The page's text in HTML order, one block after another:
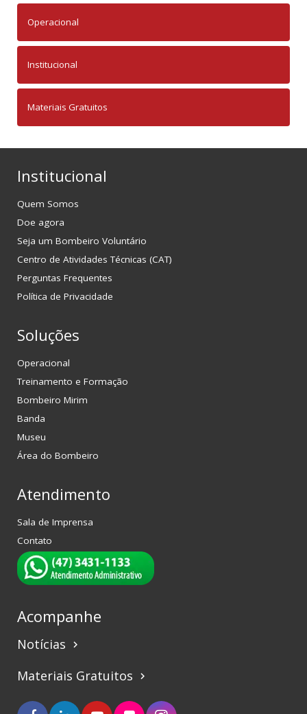
Operacional
Institucional
Materiais Gratuitos
Institucional
Quem Somos
Doe agora
Seja um Bombeiro Voluntário
Centro de Atividades Técnicas (CAT)
Perguntas Frequentes
Política de Privacidade
Soluções
Operacional
Treinamento e Formação
Bombeiro Mirim
Banda
Museu
Área do Bombeiro
Atendimento
Sala de Imprensa
Contato
Acompanhe
Notícias keyboard_arrow_right
Materiais Gratuitos keyboard_arrow_right